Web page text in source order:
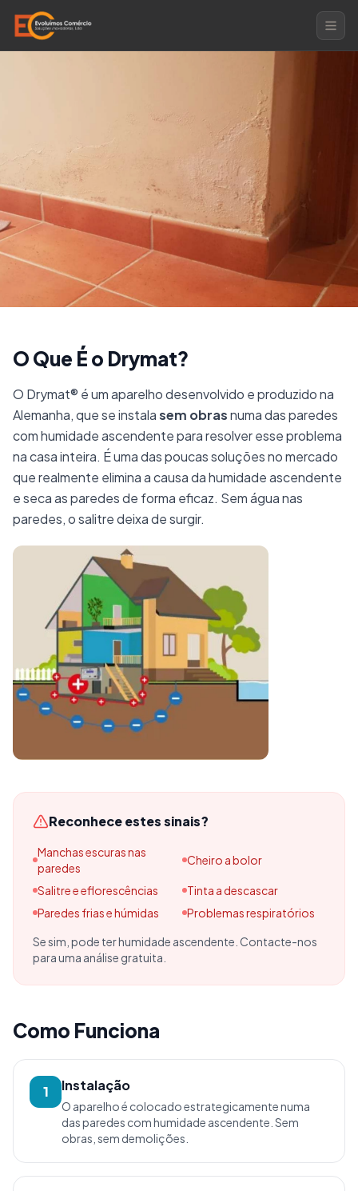
Drymat®
A solução eficaz e definitiva para humidade
ascendente sem obras
O Que É o Drymat?
O Drymat® é um aparelho desenvolvido e produzido na
Alemanha, que se instalasem obrasnuma das paredes
com humidade ascendente para resolver esse problema
na casa inteira. É uma das poucas soluções no mercado
que realmente elimina a causa da humidade ascendente
e seca as paredes de forma eficaz. Sem água nas
paredes, o salitre deixa de surgir.
Reconhece estes sinais?
Manchas escuras nas
paredes
Cheiro a bolor
Salitre e eflorescências
Tinta a descascar
Paredes frias e húmidas
Problemas respiratórios
Se sim, pode ter humidade ascendente. Contacte-nos
para uma análise gratuita.
Como Funciona
1 Instalação
O aparelho é colocado estrategicamente numa
das paredes com humidade ascendente. Sem
obras, sem demolições.